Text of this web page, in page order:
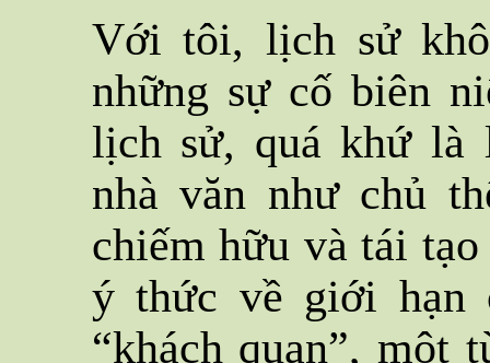
Với tôi, lịch sử
những sự cố biên
lịch sử, quá khứ là
nhà văn như chủ
chiếm hữu và tái
ý thức về giới hạn
“khách quan”, một